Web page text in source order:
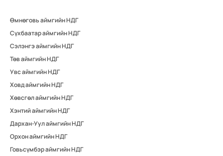
Өмнөговь аймгийн НДГ
Сүхбаатар аймгийн НДГ
Сэлэнгэ аймгийн НДГ
Төв аймгийн НДГ
Увс аймгийн НДГ
Ховд аймгийн НДГ
Хөвсгөл аймгийн НДГ
Хэнтий аймгийн НДГ
Дархан-Уул аймгийн НДГ
Орхон аймгийн НДГ
Говьсүмбэр аймгийн НДГ